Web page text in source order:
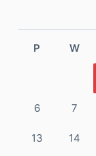
P W
6 7
13 14